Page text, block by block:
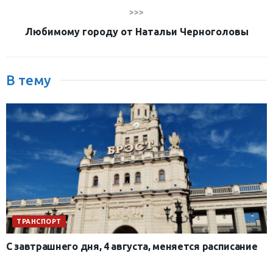
>>>
Любимому городу от Натальи Черноголовы
В тему
ТРАНСПОРТ
С завтрашнего дня, 4 августа, меняется расписание